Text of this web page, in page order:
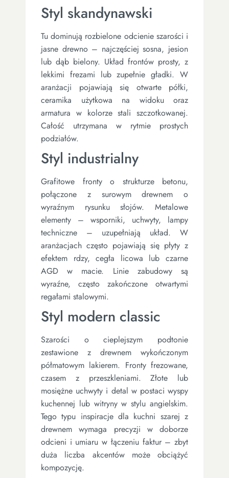
Styl skandynawski
Tu dominują rozbielone odcienie szarości i
jasne drewno – najczęściej sosna, jesion
lub dąb bielony. Układ frontów prosty, z
lekkimi frezami lub zupełnie gładki. W
aranżacji pojawiają się otwarte półki,
ceramika użytkowa na widoku oraz
armatura w kolorze stali szczotkowanej.
Całość utrzymana w rytmie prostych
podziałów.
Styl industrialny
Grafitowe fronty o strukturze betonu,
połączone z surowym drewnem o
wyraźnym rysunku słojów. Metalowe
elementy – wsporniki, uchwyty, lampy
techniczne – uzupełniają układ. W
aranżacjach często pojawiają się płyty z
efektem rdzy, cegła licowa lub czarne
AGD w macie. Linie zabudowy są
wyraźne, często zakończone otwartymi
regałami stalowymi.
Styl modern classic
Szarości o cieplejszym podtonie
zestawione z drewnem wykończonym
półmatowym lakierem. Fronty frezowane,
czasem z przeszkleniami. Złote lub
mosiężne uchwyty i detal w postaci wyspy
kuchennej lub witryny w stylu angielskim.
Tego typu inspiracje dla kuchni szarej z
drewnem wymaga precyzji w doborze
odcieni i umiaru w łączeniu faktur – zbyt
duża liczba akcentów może obciążyć
kompozycję.